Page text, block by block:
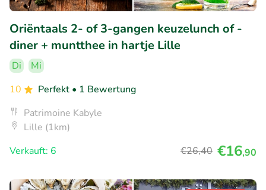
Oriëntaals 2- of 3-gangen keuzelunch of -
diner + muntthee in hartje Lille
Di
Mi
10
Perfekt • 1 Bewertung
Patrimoine Kabyle
Lille (1km)
Verkauft: 6
€26,40 €16,90